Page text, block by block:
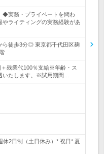
◆実務・プライベートを問わ
ライティングの実務経験があ
徒歩3分◎ 東京都千代田区麹
残業代100％支給※年齢・ス
いたします。※試用期間…
休2日制（土日休み）* 祝日* 夏